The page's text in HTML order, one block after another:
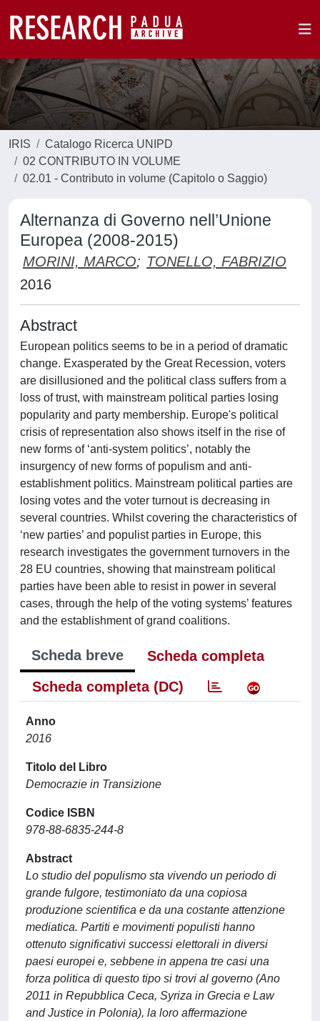
IRIS
Catalogo Ricerca UNIPD
02 CONTRIBUTO IN VOLUME
02.01 - Contributo in volume (Capitolo o Saggio)
Alternanza di Governo nell’Unione
Europea (2008-2015)
MORINI, MARCO; TONELLO, FABRIZIO
2016
Abstract
European politics seems to be in a period of dramatic
change. Exasperated by the Great Recession, voters
are disillusioned and the political class suffers from a
loss of trust, with mainstream political parties losing
popularity and party membership. Europe's political
crisis of representation also shows itself in the rise of
new forms of ‘anti-system politics’, notably the
insurgency of new forms of populism and anti-
establishment politics. Mainstream political parties are
losing votes and the voter turnout is decreasing in
several countries. Whilst covering the characteristics of
‘new parties’ and populist parties in Europe, this
research investigates the government turnovers in the
28 EU countries, showing that mainstream political
parties have been able to resist in power in several
cases, through the help of the voting systems’ features
and the establishment of grand coalitions.
Scheda breve
Scheda completa
Scheda completa (DC)
Anno
2016
Titolo del Libro
Democrazie in Transizione
Codice ISBN
978-88-6835-244-8
Abstract
Lo studio del populismo sta vivendo un periodo di
grande fulgore, testimoniato da una copiosa
produzione scientifica e da una costante attenzione
mediatica. Partiti e movimenti populisti hanno
ottenuto significativi successi elettorali in diversi
paesi europei e, sebbene in appena tre casi una
forza politica di questo tipo si trovi al governo (Ano
2011 in Repubblica Ceca, Syriza in Grecia e Law
and Justice in Polonia), la loro affermazione